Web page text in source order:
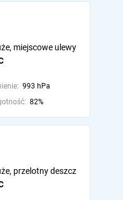
miejscowe ulewy
993 hPa
82%
przelotny deszcz